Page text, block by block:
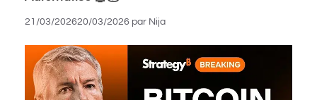
21/03/202620/03/2026 par Nija